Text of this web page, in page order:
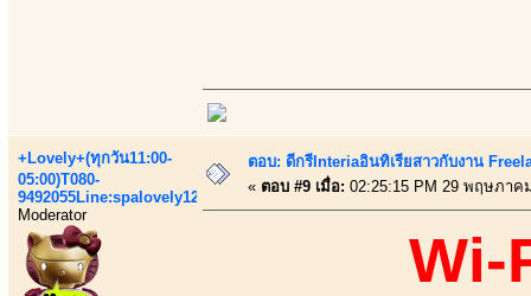
+Lovely+(ทุกวัน11:00-
05:00)T080-
9492055Line:spalovely123
Moderator
ตอบ: ดีกรีInteriaอินทิเรียสาวกับงาน
« ตอบ #9 เมื่อ: 02:25:15 PM 29 พฤษภาค
Wi-